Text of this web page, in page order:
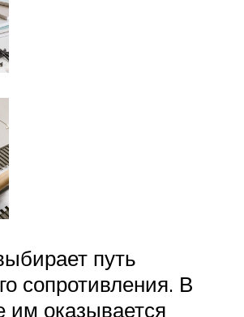
путь
сопротивления. В
им оказывается